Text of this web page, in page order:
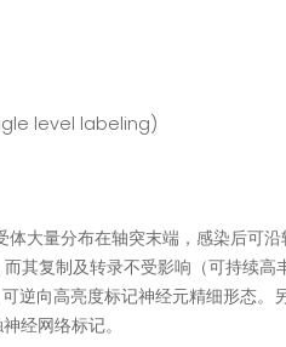
level labeling)
大量分布在轴突末端，感染后可
其复制及转录不受影响（可持续高
向高亮度标记神经元精细形态。
经网络标记。